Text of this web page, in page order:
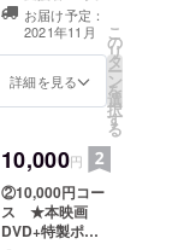
開催された
絵画の公募
展）に2回選
東京都美術
館の公募写
真展入選
（総合写真
お届け予定：
2021年11月
詳細を見る
こ
の
リ
タ
ー
ン
を
選
択
す
る
10,000円
②10,000円コー
ス ★本映画
DVD+特製ポス